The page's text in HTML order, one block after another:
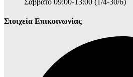
Στοιχεία Επικοινωνίας